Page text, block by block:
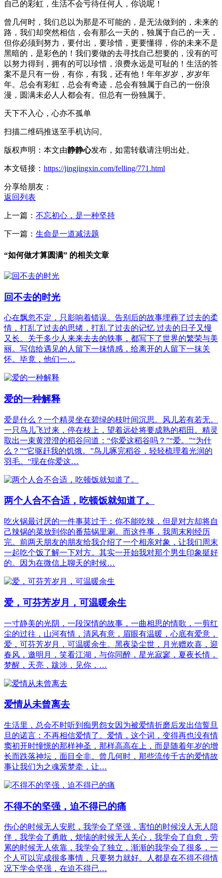
自己的彩虹，生活不会亏待任何人，你说呢！
曾几何时，我们总以为那是不可能的，是无法做到的，未来的
路，我们却突然相信，会有那么一天的，独属于自己的一天，
但你必须到努力，要付出，要珍惜，更要懂得，你的未来不是
黑暗的，是彩色的！我们要做的去寻找自己想要的，没有的可
以努力得到，拥有的可以珍惜，浪费永远是可耻的！生活的答
案不是只有一份，有你，有我，还有他！年年岁岁，岁岁年
年。总会有彩虹，总会有奇迹，总会有独属于自己的一份浪
漫，圆满未必人人都会有。但总有一份独属于。
天下不入心，心亦不孤单
扫描二维码推送至手机访问。
版权声明：本文由静静心发布，如需转载请注明出处。
本文链接： https://jingjingxin.com/felling/771.html
分享给朋友：
返回列表
上一篇： 不忘初心，是一种坚持
下一篇： 生命是一道减法题
“如何做才算圆满” 的相关文章
回不去的时光
心在飘忽不定，只影响着错误。告别后的故事埋葬了过去的柔
情，打乱了过去的思绪，打乱了过去的记忆 过去的日子又慢
又长。关于多少人来来去去的轶事，都写下了世界的繁荣与美
丽。写信给遇见的人留下一抹情感，给离开的人留下一抹关
怀。毕竟，他们一…
爱的一种解释
爱是什么？一个精灵坐在碧绿的枝叶间沉思。风儿若有若无。
一只鸟儿飞过来，停在枝上，望着远处将要成熟的稻田。精灵
取出一束黄澄澄的稻谷问道：“你爱这稻谷吗？”“爱。”“为什
么？”“它驱赶我的饥饿。”鸟儿啄完稻谷，轻轻梳理着光润的
羽毛。“现在你爱这…
两个人合不合适，吃顿饭就知道了。
吃火锅最讨厌的一件事莫过于：你不能吃辣，但是对方却将自
己辣锅的菜放到你的番茄锅里涮。而这件事，我周末刚经历
完。前两天朋友的朋友给我介绍了一个相亲对象，让我们周末
一起吃个饭了解一下对方。其实一开始我对那个男生印象挺好
的。因为在微信上聊天的时候…
爱，可芬芳岁月，可温暖余生
一寸静美的光阴，一段深情的故事，一曲相思的情歌，一剪红
尘的过往，山河有情，清风有意，眉眼有温暖，心底有爱意，
爱，可芬芳岁月，可温暖余生。黑夜染尘世，月光赠欢喜，迎
春风，邀明月，笑看江湖，与你同醉，星光寂寥，夏夜长情，
梦醒，天亮，跋涉，见你，…
爱情从未曾离去
生活里，总会不时听到痴男怨女因为被爱情折磨后发出信誓旦
旦的诺言：不再相信爱情了。爱情，这个词，变得再也没有情
窦初开时憧憬的那样神圣，那样高高在上，而是随着年岁的增
长而跌落神坛，面目全非。曾几何时，那些流传千古的爱情故
事让我们为之魂萦梦牵，让…
不得不的坚强，迫不得已的痛
伤心的时候无人安慰，我学会了坚强，害怕的时候没人无人陪
伴，我学会了勇敢，烦恼的时候无人关心，我学会了自愈，劳
累的时候无人依靠，我学会了独立，渐渐的我学会了很多，一
个人可以完成很多事情，只要努力就好。人都是在不得不得情
况下学会坚强，在迫不得已…